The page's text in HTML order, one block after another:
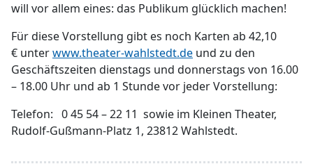
will vor allem eines: das Publikum glücklich machen!
Für diese Vorstellung gibt es noch Karten ab 42,10
€ unterwww.theater-wahlstedt.de und zu den
Geschäftszeiten dienstags und donnerstags von 16.00
– 18.00 Uhr und ab 1 Stunde vor jeder Vorstellung:
Telefon: 0 45 54 – 22 11 sowie im Kleinen Theater,
Rudolf-Gußmann-Platz 1, 23812 Wahlstedt.